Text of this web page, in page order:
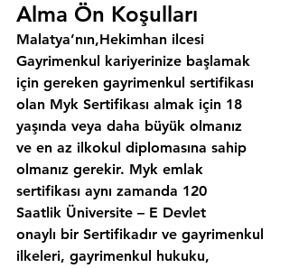
Alma Ön Koşulları
Malatya’nın,Hekimhan ilcesi
Gayrimenkul kariyerinize başlamak
için gereken gayrimenkul sertifikası
olan Myk Sertifikası almak için 18
yaşında veya daha büyük olmanız
ve en az ilkokul diplomasına sahip
olmanız gerekir. Myk emlak
sertifikası aynı zamanda 120
Saatlik Üniversite – E Devlet
onaylı bir Sertifikadır ve gayrimenkul
ilkeleri, gayrimenkul hukuku,